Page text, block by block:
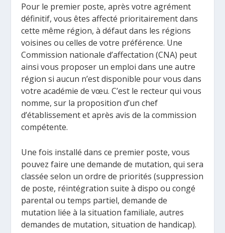
Pour le premier poste, après votre agrément
définitif, vous êtes affecté prioritairement dans
cette même région, à défaut dans les régions
voisines ou celles de votre préférence. Une
Commission nationale d’affectation (CNA) peut
ainsi vous proposer un emploi dans une autre
région si aucun n’est disponible pour vous dans
votre académie de vœu. C’est le recteur qui vous
nomme, sur la proposition d’un chef
d’établissement et après avis de la commission
compétente.
Une fois installé dans ce premier poste, vous
pouvez faire une demande de mutation, qui sera
classée selon un ordre de priorités (suppression
de poste, réintégration suite à dispo ou congé
parental ou temps partiel, demande de
mutation liée à la situation familiale, autres
demandes de mutation, situation de handicap).